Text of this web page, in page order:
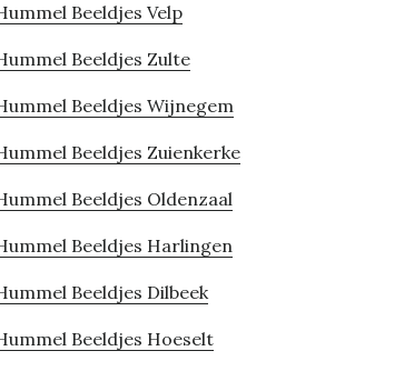
Beeldjes Velp
Beeldjes Zulte
Beeldjes Wijnegem
Beeldjes Zuienkerke
Beeldjes Oldenzaal
Beeldjes Harlingen
Beeldjes Dilbeek
Beeldjes Hoeselt